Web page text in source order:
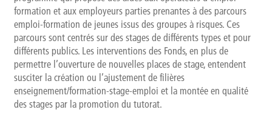
Méthodologie
Publics et références
Présentation
formation et aux employeurs parties prenantes à des parcours
emploi-formation de jeunes issus des groupes à risques. Ces
parcours sont centrés sur des stages de différents types et pour
différents publics. Les interventions des Fonds, en plus de
permettre l’ouverture de nouvelles places de stage, entendent
susciter la création ou l’ajustement de filières
enseignement/formation-stage-emploi et la montée en qualité
des stages par la promotion du tutorat.